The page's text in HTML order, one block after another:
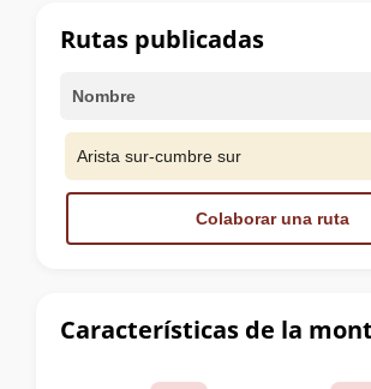
cumbre
Características de la
Rutas publicadas
Nombre
Arista sur-cumbre sur
Colaborar una ruta